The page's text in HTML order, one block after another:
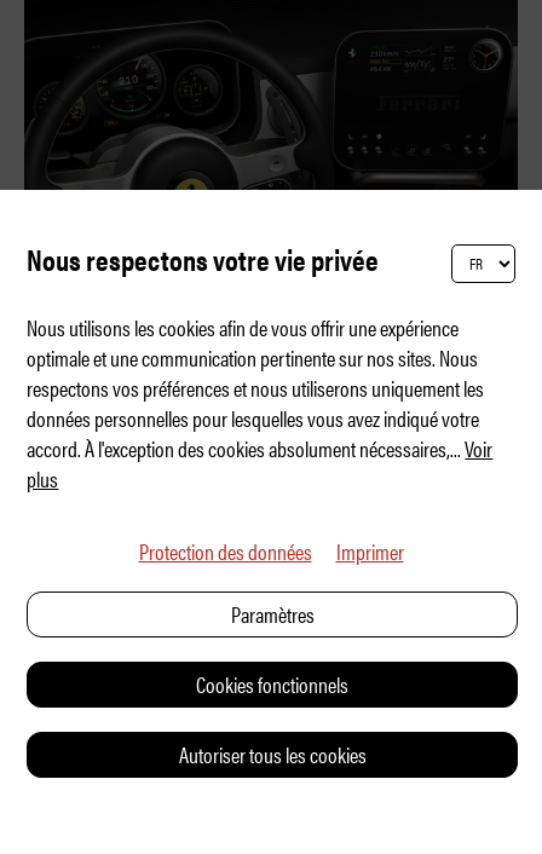
Ferrari Luce – que la lumière soit
Nous respectons votre vie privée
Nous utilisons les cookies afin de vous offrir une expérience
optimale et une communication pertinente sur nos sites. Nous
respectons vos préférences et nous utiliserons uniquement les
données personnelles pour lesquelles vous avez indiqué votre
accord. À l'exception des cookies absolument nécessaires,...Voir
plus
Protection des données Imprimer
Paramètres
Cookies fonctionnels
Autoriser tous les cookies